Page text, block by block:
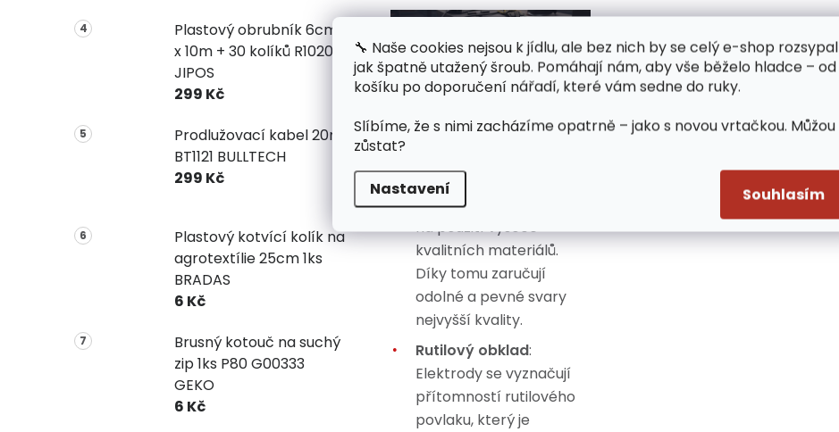
🔧 Naše cookies nejsou k jídlu, ale bez nich by se celý e-shop rozsypal
jak špatně utažený šroub. Pomáhají nám, aby vše běželo hladce – od
košíku po doporučení nářadí, které vám sedne do ruky.
Slíbíme, že s nimi zacházíme opatrně – jako s novou vrtačkou. Můžou
zůstat?
Nastavení Souhlasím
Plastový obrubník 6cm
x 10m + 30 kolíků R1020
JIPOS
299 Kč
Prodlužovací kabel 20m
BT1121 BULLTECH
299 Kč
Plastový kotvící kolík na
agrotextílie 25cm 1ks
BRADAS
6 Kč
Brusný kotouč na suchý
zip 1ks P80 G00333
GEKO
6 Kč
Popis:
Vysoká kvalita:
vyznačují vynikajícím
zpracováním založeným
na použití vysoce
kvalitních materiálů.
Díky tomu zaručují
odolné a pevné svary
nejvyšší kvality.
Rutilový obklad:
Elektrody se vyznačují
přítomností rutilového
povlaku, který je